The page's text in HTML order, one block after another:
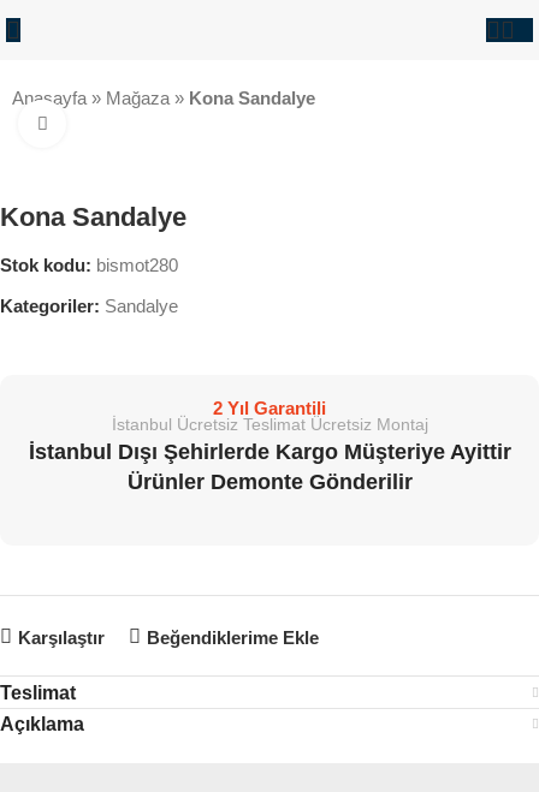
Anasayfa » Mağaza » Kona Sandalye
Kona Sandalye
Stok kodu: bismot280
Kategoriler: Sandalye
2 Yıl Garantili
İstanbul Ücretsiz Teslimat Ücretsiz Montaj
İstanbul Dışı Şehirlerde Kargo Müşteriye Ayittir
Ürünler Demonte Gönderilir
Karşılaştır Beğendiklerime Ekle
Teslimat
Açıklama